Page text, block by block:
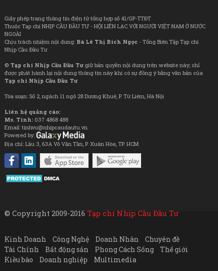
Giấy phép trang thông tin điện tử tổng hợp số 41/GP-TTĐT
Thuộc Tạp chí NHỊP CẦU ĐẦU TƯ - HỘI LIÊN LẠC VỚI NGƯỜI VIỆT NAM Ở NƯỚC
NGOÀI
Chịu trách nhiệm nội dung: Bà Lê Thị Bích Ngọc - Tổng Biên Tập Tạp chí
Nhịp Cầu Đầu Tư
© Tạp chí Nhịp Cầu Đầu Tưgiữ bản quyền nội dung trên website này; chỉ
được phát hành lại nội dung thông tin này khi có sự đồng ý bằng văn bản của
Tạp chí Nhịp Cầu Đầu Tư
Tòa soạn: Số 2, ngách 11 ngõ 28 Dương Khuê, P. Từ Liêm, Hà Nội
Liên hệ quảng cáo:
Ms. Tình: 037 4868 488
Email: tinhvu@nhipcaudautu.vn
Powered by:
Địa chỉ: Lầu 3, 63A Võ Văn Tần, P. Xuân Hòa, TP. HCM
© Copyright 2009-2016 Tạp chí Nhịp Cầu Đầu Tư
Kinh Doanh Công Nghệ Doanh Nhân
Chuyên đề
Tài Chính
Bất động sản Phong Cách Sống
Thế giới
Kiều bào
Doanh nghiệp Multimedia